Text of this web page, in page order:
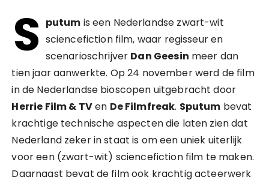
S putum is een Nederlandse zwart-wit
sciencefiction film, waar regisseur en
scenarioschrijver Dan Geesin meer dan
tien jaar aanwerkte. Op 24 november werd de film
in de Nederlandse bioscopen uitgebracht door
Herrie Film & TVen De Filmfreak. Sputum bevat
krachtige technische aspecten die laten zien dat
Nederland zeker in staat is om een uniek uiterlijk
voor een (zwart-wit) sciencefiction film te maken.
Daarnaast bevat de film ook krachtig acteerwerk